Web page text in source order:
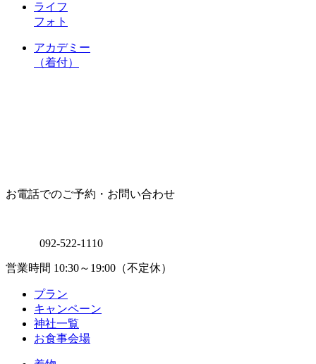
ライフ
フォト
アカデミー
（着付）
お電話でのご予約・お問い合わせ
092-522-1110
営業時間 10:30～19:00（不定休）
プラン
キャンペーン
神社一覧
お食事会場